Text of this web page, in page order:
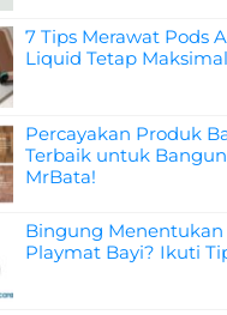
7 Tips Merawat Pods
Liquid Tetap Maksimal
Percayakan Produk
Terbaik untuk
MrBata!
Bingung
Playmat Bayi? Ikuti